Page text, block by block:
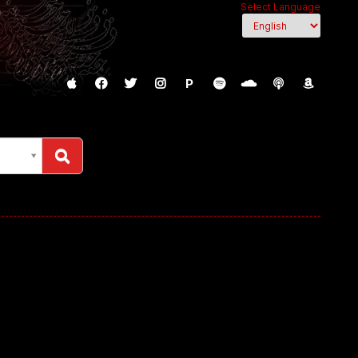
Select Language
P